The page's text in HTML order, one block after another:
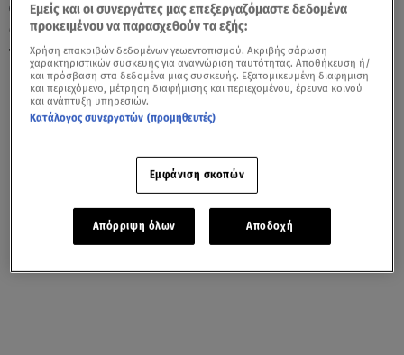
17.06.22, 18:15
Charlize Theron: Δείτε τη μεγάλη αλλαγή
που τόλμησε στα μαλλιά της
Εμείς και οι συνεργάτες μας επεξεργαζόμαστε δεδομένα
προκειμένου να παρασχεθούν τα εξής:
Χρήση επακριβών δεδομένων γεωεντοπισμού. Ακριβής σάρωση
χαρακτηριστικών συσκευής για αναγνώριση ταυτότητας. Αποθήκευση ή/
και πρόσβαση στα δεδομένα μιας συσκευής. Εξατομικευμένη διαφήμιση
και περιεχόμενο, μέτρηση διαφήμισης και περιεχομένου, έρευνα κοινού
και ανάπτυξη υπηρεσιών.
Κατάλογος συνεργατών (προμηθευτές)
Εμφάνιση σκοπών
Απόρριψη όλων Αποδοχή